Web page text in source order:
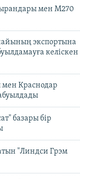
мен M270
экспортына
келіскен
мен Краснодар
базары бір
"Линдси Грэм